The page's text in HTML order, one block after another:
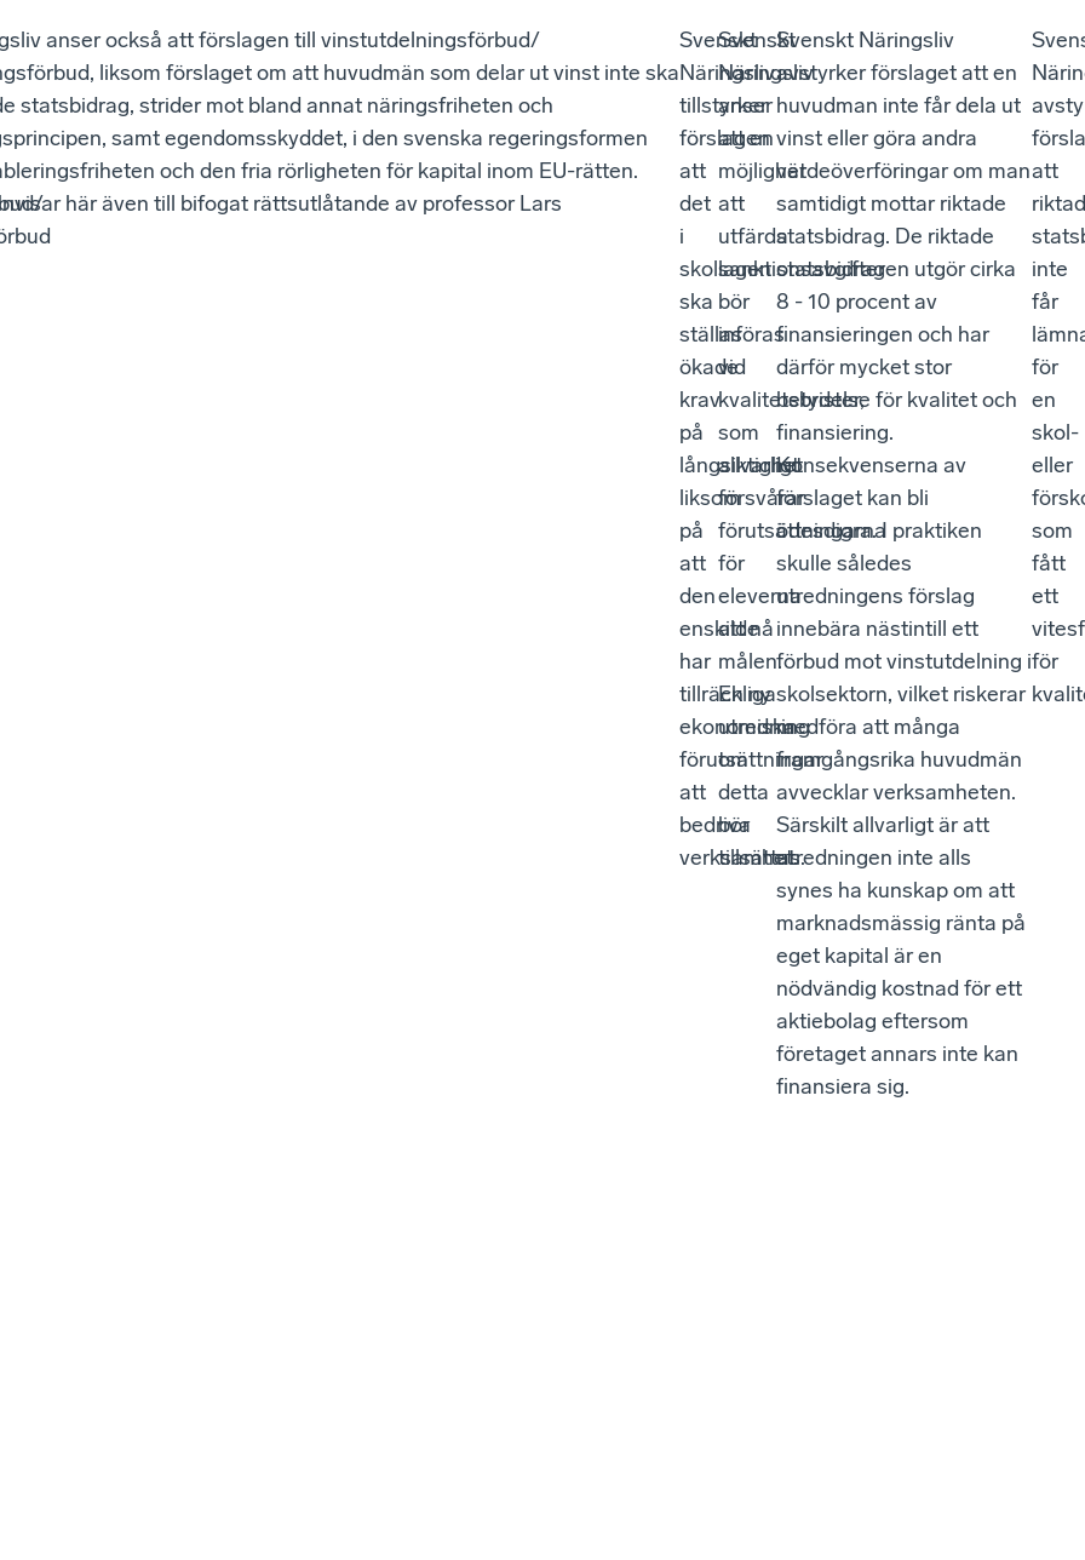
anser också att förslagen till vinstutdelningsförbud/
liksom förslaget om att huvudmän som delar ut vinst inte ska
statsbidrag, strider mot bland annat näringsfriheten och
samt egendomsskyddet, i den svenska regeringsformen
och den fria rörligheten för kapital inom EU-rätten.
här även till bifogat rättsutlåtande av professor Lars
Svenskt
Näringsliv
tillstyrker
förslagen
att
det
i
skollagen
ska
ställas
ökade
krav
på
långsiktighet
liksom
på
att
den
enskilde
har
tillräckliga
ekonomiska
förutsättningar
att
bedriva
verksamhet.
Svenskt
Näringsliv
anser
att en
möjlighet
att
utfärda
sanktionsavgifter
bör
införas
vid
kvalitetsbrister,
som
allvarligt
försvårar
förutsättningarna
för
eleverna
att nå
målen.
En ny
utredning
om
detta
bör
tillsättas.
Svenskt Näringsliv
avstyrker förslaget att en
huvudman inte får dela ut
vinst eller göra andra
värdeöverföringar om man
samtidigt mottar riktade
statsbidrag. De riktade
statsbidragen utgör cirka
8 - 10 procent av
finansieringen och har
därför mycket stor
betydelse för kvalitet och
finansiering.
Konsekvenserna av
förslaget kan bli
ödesdigra. I praktiken
skulle således
utredningens förslag
innebära nästintill ett
förbud mot vinstutdelning i
skolsektorn, vilket riskerar
medföra att många
framgångsrika huvudmän
avvecklar verksamheten.
Särskilt allvarligt är att
utredningen inte alls
synes ha kunskap om att
marknadsmässig ränta på
eget kapital är en
nödvändig kostnad för ett
aktiebolag eftersom
företaget annars inte kan
finansiera sig.
att
inte
får
för
en
skol-
eller
som
fått
ett
för